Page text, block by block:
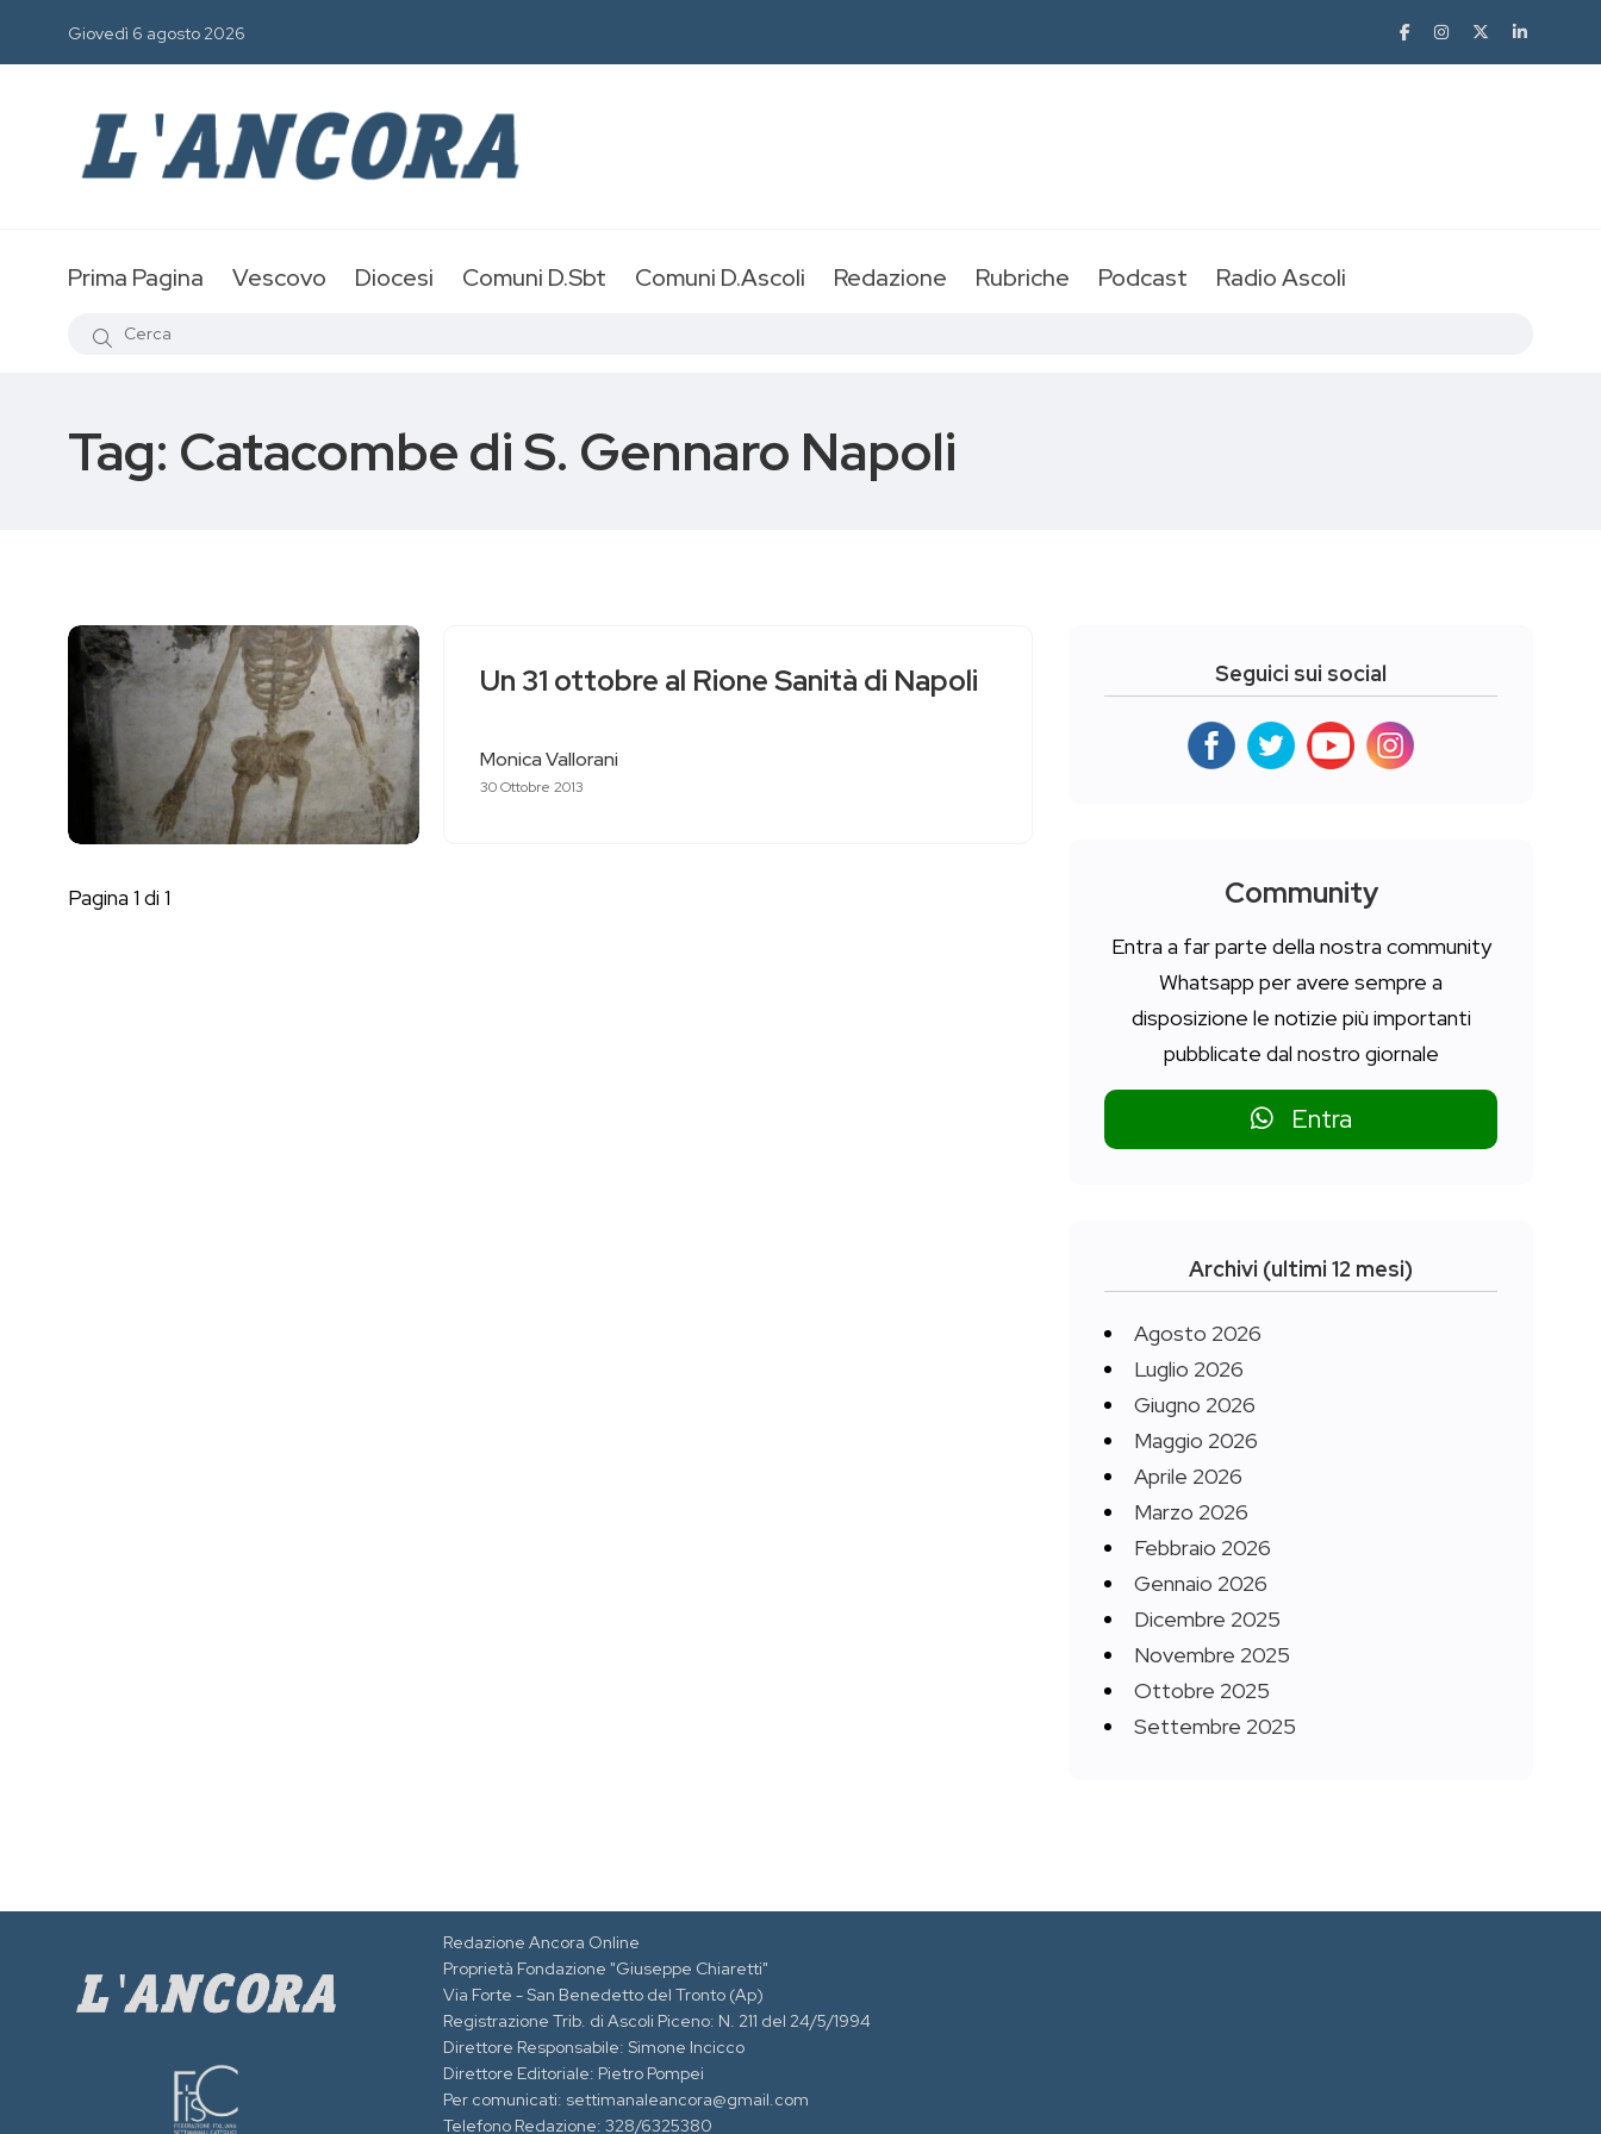
Giovedì 6 agosto 2026
Prima Pagina Vescovo Diocesi Comuni D.Sbt Comuni D.Ascoli Redazione Rubriche Podcast Radio Ascoli
Tag: Catacombe di S. Gennaro Napoli
Un 31 ottobre al Rione Sanità di Napoli
Monica Vallorani
30 Ottobre 2013
Pagina 1 di 1
Seguici sui social
Community
Entra a far parte della nostra community
Whatsapp per avere sempre a
disposizione le notizie più importanti
pubblicate dal nostro giornale
Entra
Archivi (ultimi 12 mesi)
Agosto 2026
Luglio 2026
Giugno 2026
Maggio 2026
Aprile 2026
Marzo 2026
Febbraio 2026
Gennaio 2026
Dicembre 2025
Novembre 2025
Ottobre 2025
Settembre 2025
Redazione Ancora Online
Proprietà Fondazione "Giuseppe Chiaretti"
Via Forte - San Benedetto del Tronto (Ap)
Registrazione Trib. di Ascoli Piceno: N. 211 del 24/5/1994
Direttore Responsabile: Simone Incicco
Direttore Editoriale: Pietro Pompei
Per comunicati: settimanaleancora@gmail.com
Telefono Redazione: 328/6325380